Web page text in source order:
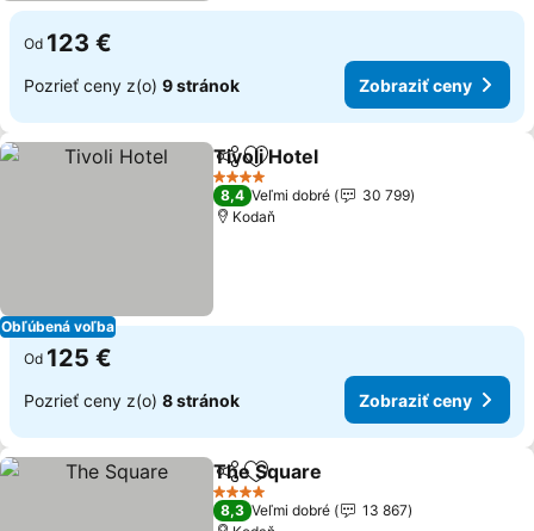
Od 123 €
Pozrieť ceny z(o) 9 stránok Zobraziť ceny
Obľúbená voľba
ZdieľaťPridať do obľúbených
Tivoli Hotel
4 Počet hviezdičiek
8,4 Veľmi dobré
30 799
Kodaň
Od 125 €
Pozrieť ceny z(o) 8 stránok Zobraziť ceny
ZdieľaťPridať do obľúbených
The Square
4 Počet hviezdičiek
8,3 Veľmi dobré
13 867